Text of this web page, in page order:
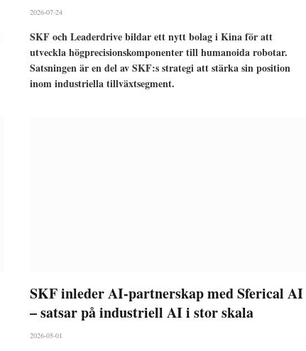
2026-07-24
SKF och Leaderdrive bildar ett nytt bolag i Kina för att
utveckla högprecisionskomponenter till humanoida robotar.
Satsningen är en del av SKF:s strategi att stärka sin position
inom industriella tillväxtsegment.
SKF inleder AI-partnerskap med Sferical AI
– satsar på industriell AI i stor skala
2026-05-01